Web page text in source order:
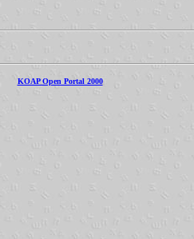
KOAP Open Portal 2000